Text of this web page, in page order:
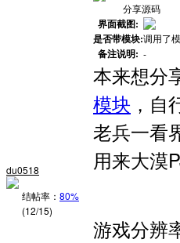
du0518
结帖率： 80%
(12/15)
分享源码
界面截图:
是否带模块:调用了
备注说明: -
本来想分
模块 ，自
老兵一看
用来大漠
游戏分辨